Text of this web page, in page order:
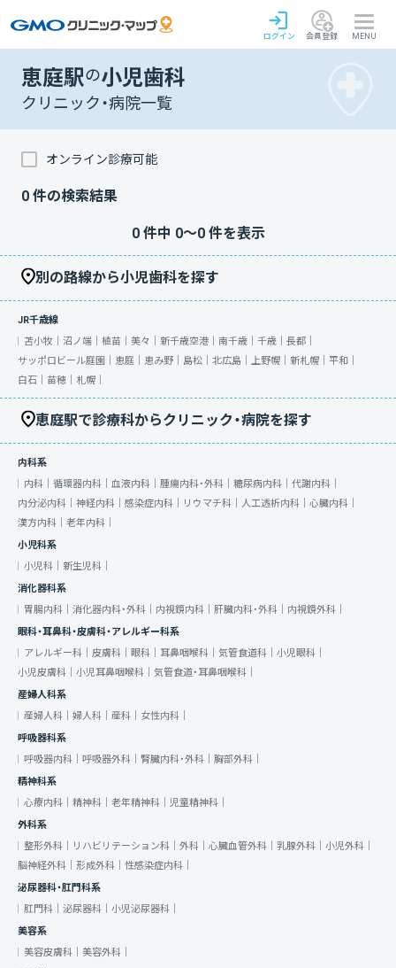
ログイン 会員登録 MENU
恵庭駅の小児歯科
クリニック・病院一覧
オンライン診療可能
0 件の検索結果
0件中 0〜0件を表示
別の路線から小児歯科を探す
JR千歳線
苫小牧｜ 沼ノ端｜ 植苗｜ 美々｜ 新千歳空港｜ 南千歳｜ 千歳｜ 長都｜
サッポロビール庭園｜ 恵庭｜ 恵み野｜ 島松｜ 北広島｜ 上野幌｜ 新札幌｜ 平和｜
白石｜ 苗穂｜ 札幌｜
恵庭駅で診療科からクリニック・病院を探す
内科系
内科｜ 循環器内科｜ 血液内科｜ 腫瘍内科・外科｜ 糖尿病内科｜ 代謝内科｜
内分泌内科｜ 神経内科｜ 感染症内科｜ リウマチ科｜ 人工透析内科｜ 心臓内科｜
漢方内科｜ 老年内科｜
小児科系
小児科｜ 新生児科｜
消化器科系
胃腸内科｜ 消化器内科・外科｜ 内視鏡内科｜ 肝臓内科・外科｜ 内視鏡外科｜
眼科・耳鼻科・皮膚科・アレルギー科系
アレルギー科｜ 皮膚科｜ 眼科｜ 耳鼻咽喉科｜ 気管食道科｜ 小児眼科｜
小児皮膚科｜ 小児耳鼻咽喉科｜ 気管食道・耳鼻咽喉科｜
産婦人科系
産婦人科｜ 婦人科｜ 産科｜ 女性内科｜
呼吸器科系
呼吸器内科｜ 呼吸器外科｜ 腎臓内科・外科｜ 胸部外科｜
精神科系
心療内科｜ 精神科｜ 老年精神科｜ 児童精神科｜
外科系
整形外科｜
リハビリテーション科｜ 外科｜ 心臓血管外科｜ 乳腺外科｜ 小児外科｜
脳神経外科｜ 形成外科｜ 性感染症内科｜
泌尿器科・肛門科系
肛門科｜ 泌尿器科｜ 小児泌尿器科｜
美容系
美容皮膚科｜ 美容外科｜